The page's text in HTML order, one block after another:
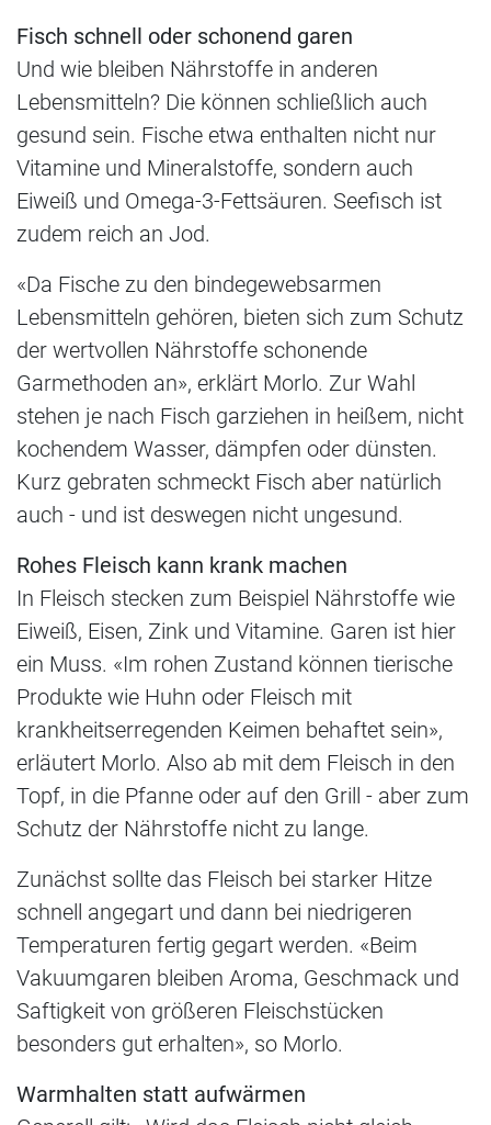
Fisch schnell oder schonend garen
Und wie bleiben Nährstoffe in anderen
Lebensmitteln? Die können schließlich auch
gesund sein. Fische etwa enthalten nicht nur
Vitamine und Mineralstoffe, sondern auch
Eiweiß und Omega-3-Fettsäuren. Seefisch ist
zudem reich an Jod.
«Da Fische zu den bindegewebsarmen
Lebensmitteln gehören, bieten sich zum Schutz
der wertvollen Nährstoffe schonende
Garmethoden an», erklärt Morlo. Zur Wahl
stehen je nach Fisch garziehen in heißem, nicht
kochendem Wasser, dämpfen oder dünsten.
Kurz gebraten schmeckt Fisch aber natürlich
auch - und ist deswegen nicht ungesund.
Rohes Fleisch kann krank machen
In Fleisch stecken zum Beispiel Nährstoffe wie
Eiweiß, Eisen, Zink und Vitamine. Garen ist hier
ein Muss. «Im rohen Zustand können tierische
Produkte wie Huhn oder Fleisch mit
krankheitserregenden Keimen behaftet sein»,
erläutert Morlo. Also ab mit dem Fleisch in den
Topf, in die Pfanne oder auf den Grill - aber zum
Schutz der Nährstoffe nicht zu lange.
Zunächst sollte das Fleisch bei starker Hitze
schnell angegart und dann bei niedrigeren
Temperaturen fertig gegart werden. «Beim
Vakuumgaren bleiben Aroma, Geschmack und
Saftigkeit von größeren Fleischstücken
besonders gut erhalten», so Morlo.
Warmhalten statt aufwärmen